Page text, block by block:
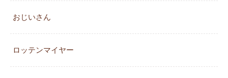
おじいさん
ロッテンマイヤー